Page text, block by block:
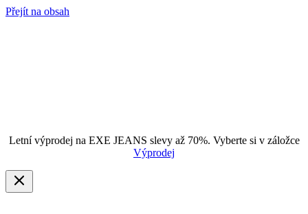
Přejít na obsah
Letní výprodej na EXE JEANS slevy až 70%. Vyberte si v záložce
Výprodej